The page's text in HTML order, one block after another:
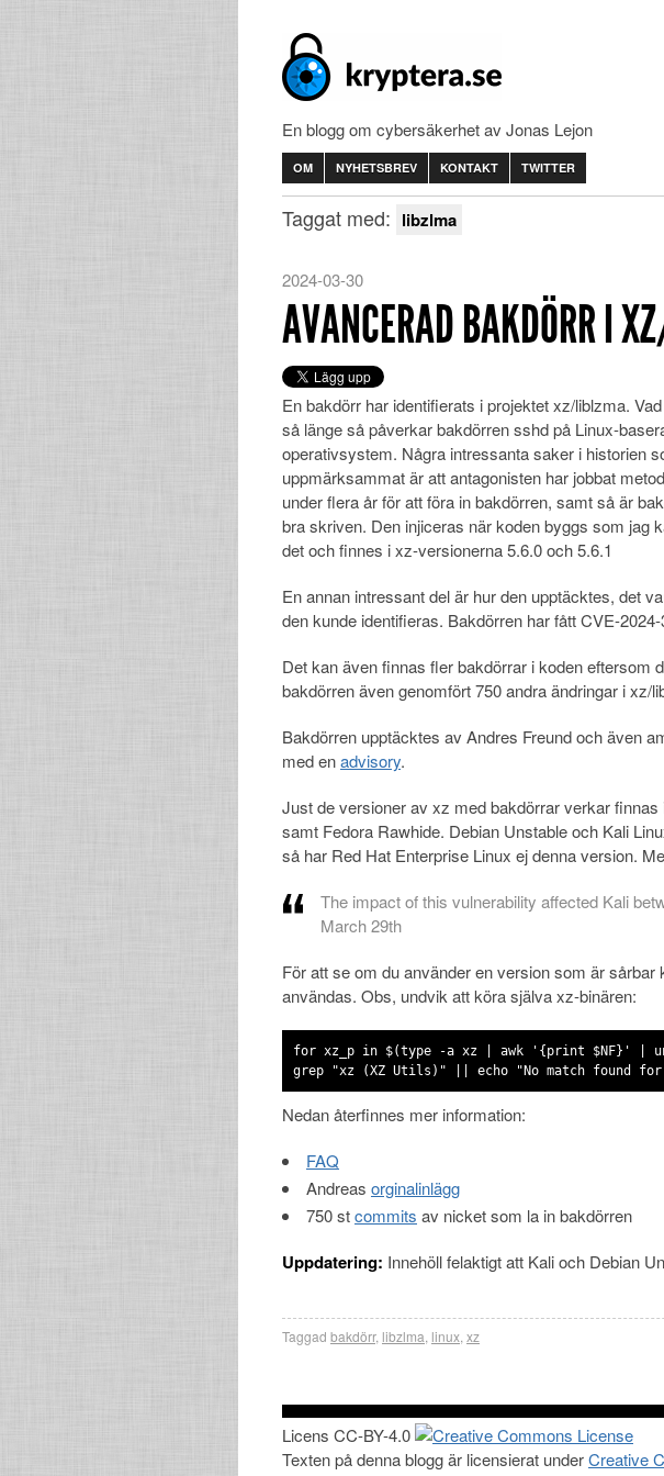
En blogg om cybersäkerhet av Jonas Lejon
OM NYHETSBREV KONTAKT TWITTER
Taggat med: libzlma
2024-03-30
AVANCERAD BAKDÖRR I
En bakdörr har identifierats i projektet xz/liblzma.
så länge så påverkar bakdörren sshd på Linux-
operativsystem. Några intressanta saker i historien
uppmärksammat är att antagonisten har jobbat
under flera år för att föra in bakdörren, samt så är
bra skriven. Den injiceras när koden byggs som jag
det och finnes i xz-versionerna 5.6.0 och 5.6.1
En annan intressant del är hur den upptäcktes, det
den kunde identifieras. Bakdörren har fått CVE-
Det kan även finnas fler bakdörrar i koden eftersom
bakdörren även genomfört 750 andra ändringar i xz/
Bakdörren upptäcktes av Andres Freund och även
med enadvisory.
Just de versioner av xz med bakdörrar verkar
samt Fedora Rawhide. Debian Unstable och Kali
så har Red Hat Enterprise Linux ej denna version.
The impact of this vulnerability affected Kali
March 29th
För att se om du använder en version som är sårbar
användas. Obs, undvik att köra själva xz-binären:
for xz_p in $(type -a xz | awk '{print $NF}' |
grep "xz (XZ Utils)" || echo "No match found for
Nedan återfinnes mer information:
FAQ
Andreas orginalinlägg
750 stcommits av nicket som la in bakdörren
Uppdatering: Innehöll felaktigt att Kali och Debian
Taggad bakdörr, libzlma linux xz
Licens CC-BY-4.0
Texten på denna blogg är licensierat underCreative